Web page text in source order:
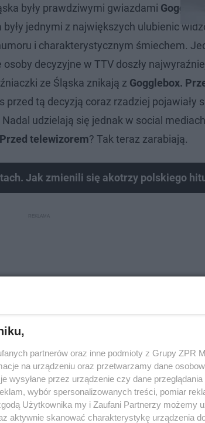
były prawdziwymi gwiazdami
jednymi z największych ulubienic
i charakterystycznym śmiechem.
decyzyjne w TTV doszły
ze Śląska znikają z Gogglebox.
tą decyzją coraz rzadziej pojawiały
udzielają się jednak w social
telewizorem? Tak teraz zarabiają.
Jak zmienili się akotrzy polskiego
partnerów oraz inne podmioty z Grupy ZPR
na urządzeniu oraz przetwarzamy dane
wysyłane przez urządzenie czy dane
wybór spersonalizowanych treści, pomiar
Użytkownika my i Zaufani Partnerzy możemy
aktywnie skanować charakterystykę urządzenia